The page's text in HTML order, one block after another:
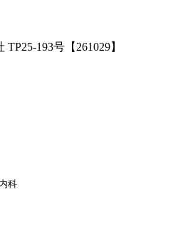
193号【261029】
科